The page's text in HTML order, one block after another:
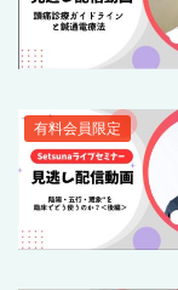
有料会員限定